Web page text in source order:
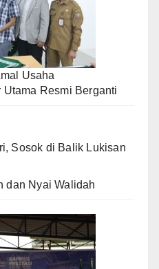
Usaha
Resmi Berganti
Sosok di Balik Lukisan
dan Nyai Walidah